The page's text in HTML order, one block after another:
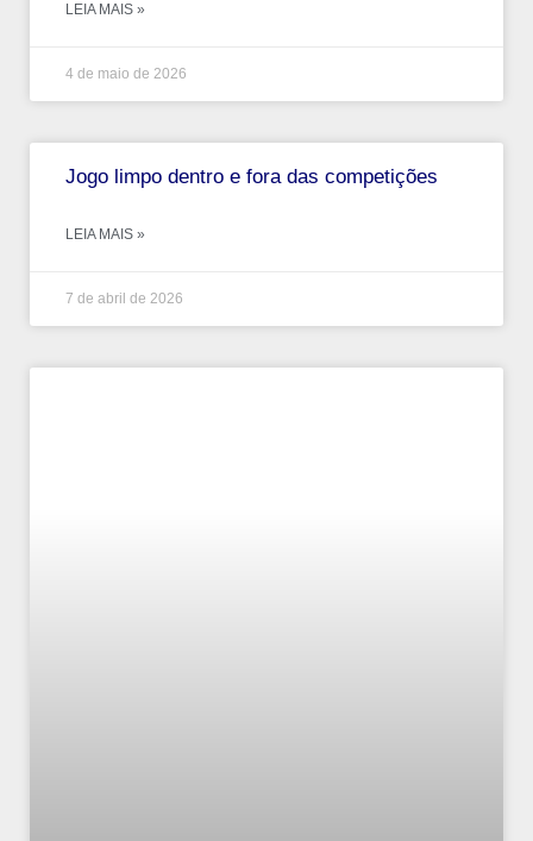
LEIA MAIS »
4 de maio de 2026
Jogo limpo dentro e fora das competições
LEIA MAIS »
7 de abril de 2026